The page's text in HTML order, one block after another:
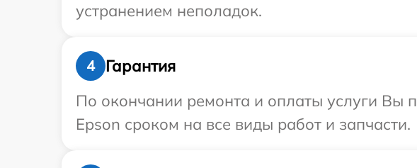
устранением неполадок.
4
Гарантия
По окончании ремонта и оплаты услуги Вы
Epson сроком на все виды работ и запчасти.